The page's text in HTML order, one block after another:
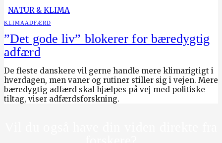
NATUR & KLIMA
KLIMAADFÆRD
”Det gode liv” blokerer for bæredygtig
adfærd
De fleste danskere vil gerne handle mere klimarigtigt i
hverdagen, men vaner og rutiner stiller sig i vejen. Mere
bæredygtig adfærd skal hjælpes på vej med politiske
tiltag, viser adfærdsforskning.